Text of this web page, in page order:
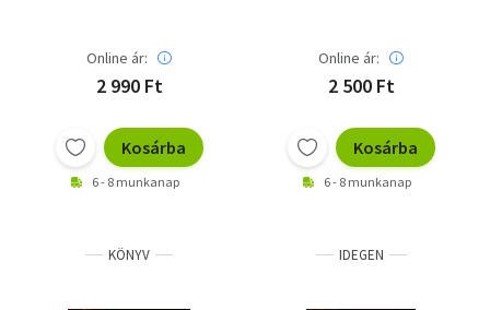
Online ár:
2 990 Ft
Kosárba
6 - 8 munkanap
Online ár:
2 500 Ft
Kosárba
6 - 8 munkanap
KÖNYV IDEGEN